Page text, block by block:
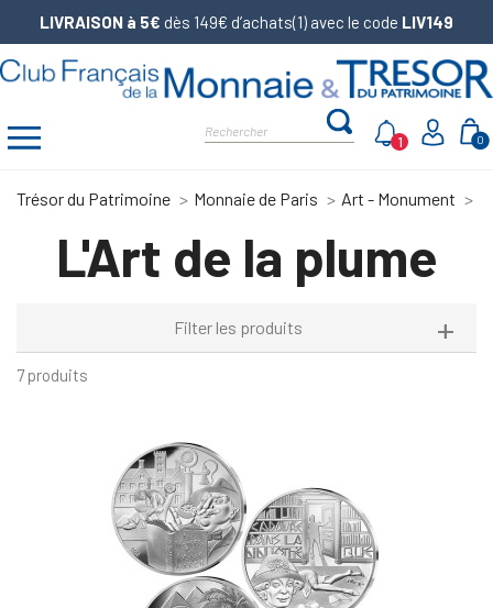
LIVRAISON à 5€ dès 149€ d’achats(1) avec le code LIV149
0
1
Trésor du Patrimoine Monnaie de Paris Art - Monument
L'Art de la plume
Filter les produits
7 produits